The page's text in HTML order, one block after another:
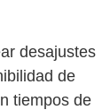
desajustes
de
tiempos de